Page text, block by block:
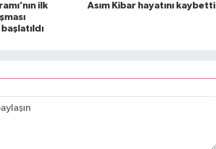
ilk
Asım Kibar hayatını kaybetti